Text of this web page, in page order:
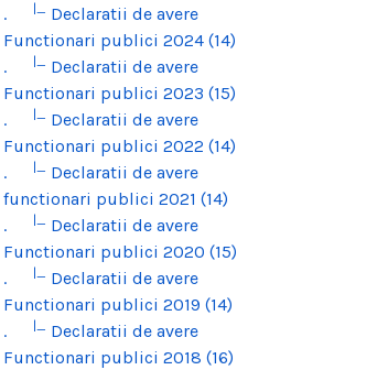
.
|_ Declaratii de avere
Functionari publici 2024 (14)
.
|_ Declaratii de avere
Functionari publici 2023 (15)
.
|_ Declaratii de avere
Functionari publici 2022 (14)
.
|_ Declaratii de avere
functionari publici 2021 (14)
.
|_ Declaratii de avere
Functionari publici 2020 (15)
.
|_ Declaratii de avere
Functionari publici 2019 (14)
.
|_ Declaratii de avere
Functionari publici 2018 (16)